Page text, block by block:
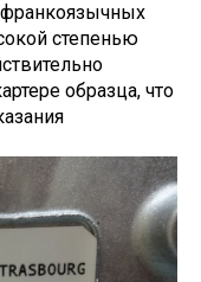
степенью
образца, что